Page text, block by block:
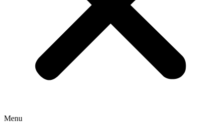
Menu